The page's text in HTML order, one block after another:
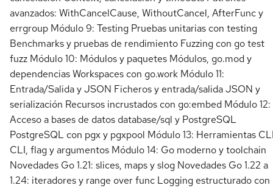
avanzados: WithCancelCause, WithoutCancel, AfterFunc y
errgroup Módulo 9: Testing Pruebas unitarias con testing
Benchmarks y pruebas de rendimiento Fuzzing con go test
fuzz Módulo 10: Módulos y paquetes Módulos, go.mod y
dependencias Workspaces con go.work Módulo 11:
Entrada/Salida y JSON Ficheros y entrada/salida JSON y
serialización Recursos incrustados con go:embed Módulo 12:
Acceso a bases de datos database/sql y PostgreSQL
PostgreSQL con pgx y pgxpool Módulo 13: Herramientas
CLI, flag y argumentos Módulo 14: Go moderno y toolchain
Novedades Go 1.21: slices, maps y slog Novedades Go 1.22 a
1.24: iteradores y range over func Logging estructurado con